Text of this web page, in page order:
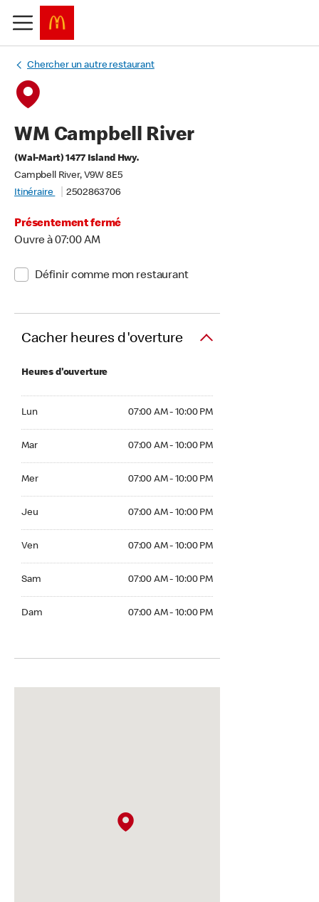
Chercher un autre restaurant
WM Campbell River
(Wal-Mart) 1477 Island Hwy.
Campbell River, V9W 8E5
Itinéraire
2502863706
Présentement fermé
Ouvre à 07:00 AM
Définir comme mon restaurant
Cacher heures d'overture
Heures d'ouverture
Lun 07:00 AM - 10:00 PM
Mar 07:00 AM - 10:00 PM
Mer 07:00 AM - 10:00 PM
Jeu 07:00 AM - 10:00 PM
Ven 07:00 AM - 10:00 PM
Sam 07:00 AM - 10:00 PM
Dam 07:00 AM - 10:00 PM